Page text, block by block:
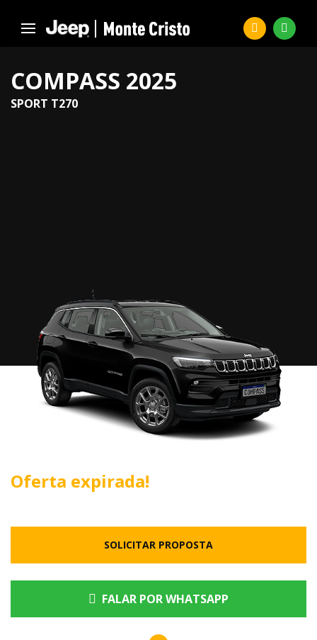
COMPASS 2025
SPORT T270
Oferta expirada!
SOLICITAR PROPOSTA
FALAR POR WHATSAPP